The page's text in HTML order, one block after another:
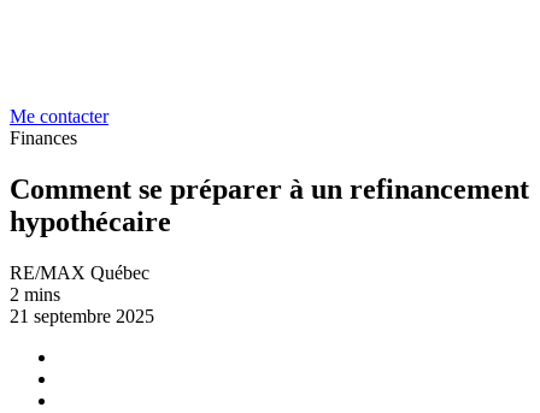
Me contacter
Finances
Comment se préparer à un refinancement
hypothécaire
RE/MAX Québec
2 mins
21 septembre 2025